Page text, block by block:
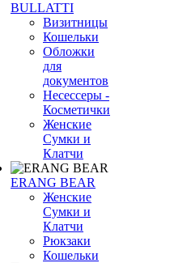
BULLATTI
Визитницы
Кошельки
Обложки
для
документов
Несессеры -
Косметички
Женские
Сумки и
Клатчи
ERANG BEAR
Женские
Сумки и
Клатчи
Рюкзаки
Кошельки